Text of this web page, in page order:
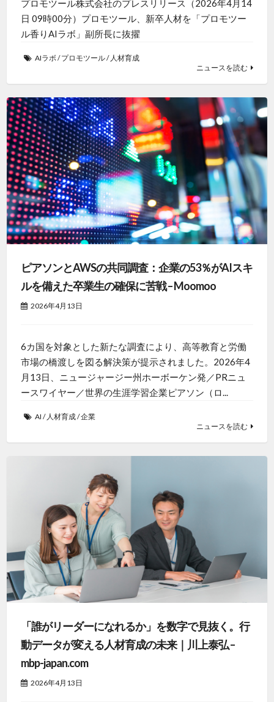
プロモツール株式会社のプレスリリース（2026年4月14
日 09時00分）プロモツール、新卒人材を「プロモツー
ル香りAIラボ」副所長に抜擢
AIラボ /プロモツール/ 人材育成
ニュースを読む
ピアソンとAWSの共同調査：企業の53％がAIスキ
ルを備えた卒業生の確保に苦戦 – Moomoo
2026年4月13日
6カ国を対象とした新たな調査により、高等教育と労働
市場の橋渡しを図る解決策が提示されました。2026年4
月13日、ニュージャージー州ホーボーケン発／PRニュ
ースワイヤー／世界の生涯学習企業ピアソン（ロ...
AI / 人材育成/企業
ニュースを読む
「誰がリーダーになれるか」を数字で見抜く。行
動データが変える人材育成の未来｜川上泰弘 –
mbp-japan.com
2026年4月13日